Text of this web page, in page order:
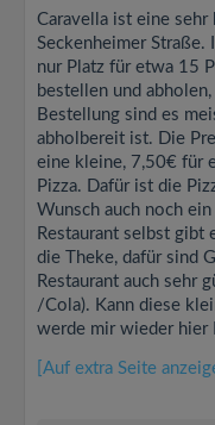
Caravella ist eine
Seckenheimer Straße.
nur Platz für etwa 15
bestellen und
Bestellung sind es
abholbereit ist. Die
eine kleine, 7,50€ für
Pizza. Dafür ist die
Wunsch auch noch
Restaurant selbst gibt
die Theke, dafür sind
Restaurant auch sehr
/Cola). Kann diese
werde mir wieder hier
[Auf extra Seite